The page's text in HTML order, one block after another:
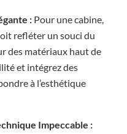
: Pour une cabine,
refléter un souci du
des matériaux haut de
et intégrez des
à l’esthétique
Impeccable :